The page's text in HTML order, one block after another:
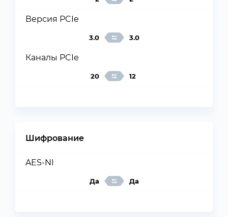
Версия PCIe
3.0 3.0
Каналы PCIe
20 12
Шифрование
AES-NI
Да Да